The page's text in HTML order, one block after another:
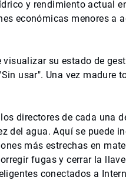
y rendimiento actual
económicas menores a
su estado de
usar". Una vez madure
directores de cada una
del agua. Aquí se puede
más estrechas en
fugas y cerrar la
conectados a